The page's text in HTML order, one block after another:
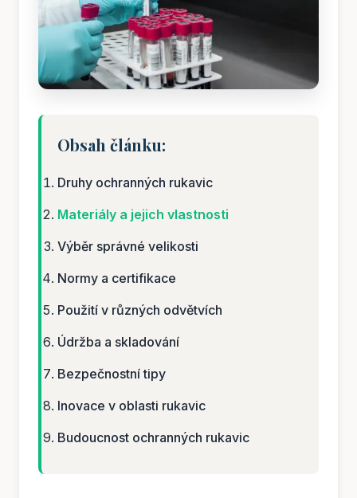
Obsah článku:
Druhy ochranných rukavic
Materiály a jejich vlastnosti
Výběr správné velikosti
Normy a certifikace
Použití v různých odvětvích
Údržba a skladování
Bezpečnostní tipy
Inovace v oblasti rukavic
Budoucnost ochranných rukavic